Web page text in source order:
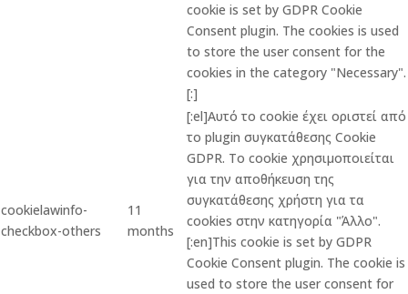
cookie is set by GDPR Cookie
Consent plugin. The cookies is used
to store the user consent for the
cookies in the category "Necessary".
[:]
cookielawinfo-
checkbox-others
11
months
[:el]Αυτό το cookie έχει οριστεί από
το plugin συγκατάθεσης Cookie
GDPR. Το cookie χρησιμοποιείται
για την αποθήκευση της
συγκατάθεσης χρήστη για τα
cookies στην κατηγορία "Άλλο".
[:en]This cookie is set by GDPR
Cookie Consent plugin. The cookie is
used to store the user consent for